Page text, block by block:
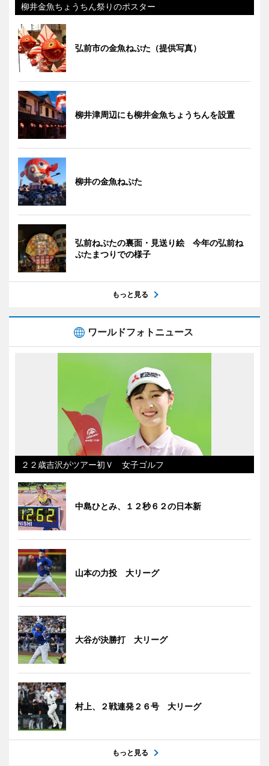
柳井金魚ちょうちん祭りのポスター
弘前市の金魚ねぷた（提供写真）
柳井津周辺にも柳井金魚ちょうちんを設置
柳井の金魚ねぷた
弘前ねぷたの裏面・見送り絵 今年の弘前ね
ぷたまつりでの様子
もっと見る
ワールドフォトニュース
２２歳吉沢がツアー初Ｖ 女子ゴルフ
中島ひとみ、１２秒６２の日本新
山本の力投 大リーグ
大谷が決勝打 大リーグ
村上、２戦連発２６号 大リーグ
もっと見る